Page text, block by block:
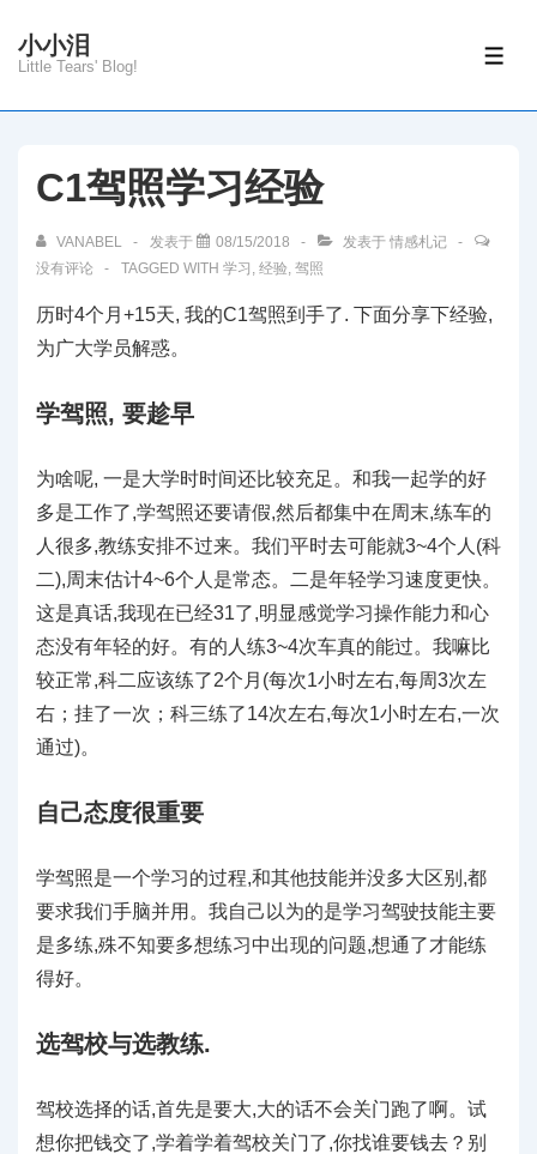
Skip
Main
小小泪
Little Tears' Blog!
菜
C1驾照学习经验
VANABEL 发表于 08/15/2018 发表于 情感札记
没有评论
TAGGED WITH 学习 , 经验, 驾照
历时4个月+15天, 我的C1驾照到手了. 下面分享下经验,
为广大学员解惑。
学驾照, 要趁早
为啥呢, 一是大学时时间还比较充足。和我一起学的好
多是工作了,学驾照还要请假,然后都集中在周末,练车的
人很多,教练安排不过来。我们平时去可能就3~4个人(科
二),周末估计4~6个人是常态。二是年轻学习速度更快。
这是真话,我现在已经31了,明显感觉学习操作能力和心
态没有年轻的好。有的人练3~4次车真的能过。我嘛比
较正常,科二应该练了2个月(每次1小时左右,每周3次左
右；挂了一次；科三练了14次左右,每次1小时左右,一次
通过)。
自己态度很重要
学驾照是一个学习的过程,和其他技能并没多大区别,都
要求我们手脑并用。我自己以为的是学习驾驶技能主要
是多练,殊不知要多想练习中出现的问题,想通了才能练
得好。
选驾校与选教练.
驾校选择的话,首先是要大,大的话不会关门跑了啊。试
想你把钱交了,学着学着驾校关门了,你找谁要钱去？别